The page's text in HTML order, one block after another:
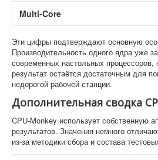
Multi-Core
Эти цифры подтверждают основную
Производительность одного ядра уже
современных настольных процессоров,
результат остаётся достаточным для
недорогой рабочей станции.
Дополнительная сводка
CPU-Monkey использует собственную
результатов. Значения немного
из-за методики сбора и состава